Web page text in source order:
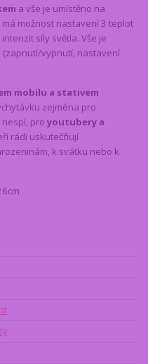
a vše je umístěno na
má možnost nastavení 3 teplot
síly světla. Vše je
(zapnutí/vypnutí, nastavení
mobilu a stativem
zejména pro
pro youtubery a
rádi uskutečňují
k svátku nebo k